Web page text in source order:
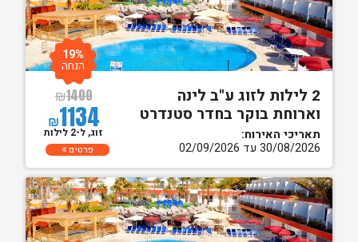
2 לילות לזוג ע"ב לינה
וארוחת בוקר בחדר סטנדרט
תאריכי האירוח:
30/08/2026 עד 02/09/2026
₪1400
₪1134
19%
הנחה
זוג, ל-2 לילות
פרטים